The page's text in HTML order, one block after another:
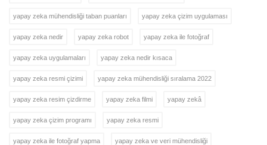
yapay zeka mühendisliği taban puanları yapay zeka çizim uygulaması
yapay zeka nedir yapay zeka robot yapay zeka ile fotoğraf
yapay zeka uygulamaları yapay zeka nedir kısaca
yapay zeka resmi çizimi yapay zeka mühendisliği sıralama 2022
yapay zeka resim çizdirme yapay zeka filmi yapay zekâ
yapay zeka çizim programı yapay zeka resmi
yapay zeka ile fotoğraf yapma yapay zeka ve veri mühendisliği